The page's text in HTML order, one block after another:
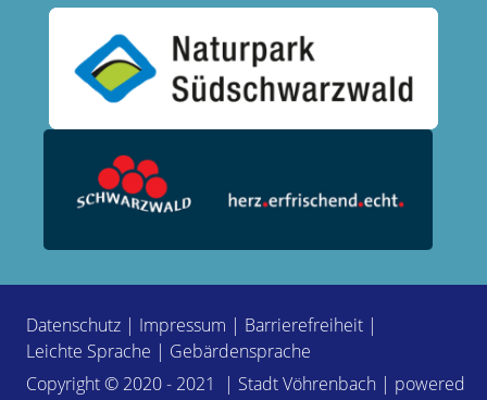
Datenschutz | Impressum | Barrierefreiheit |
Leichte Sprache | Gebärdensprache
Copyright © 2020 - 2021 | Stadt Vöhrenbach | powered